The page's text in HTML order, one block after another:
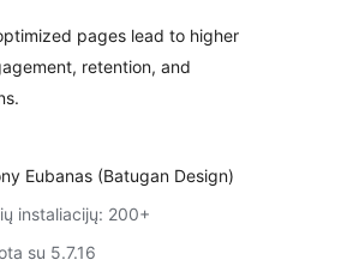
pages lead to higher
retention, and
Eubanas (Batugan Design)
instaliacijų: 200+
su 5.7.16